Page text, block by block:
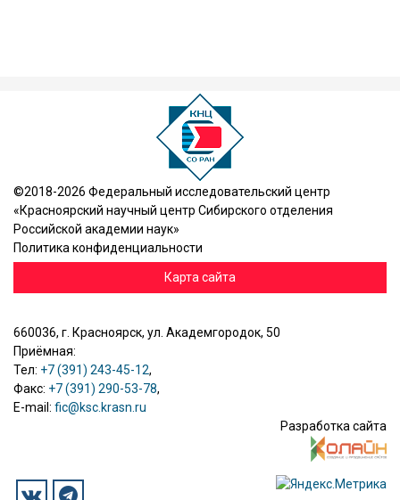
©2018-2026 Федеральный исследовательский центр
«Красноярский научный центр Сибирского отделения
Российской академии наук»
Политика конфиденциальности
Карта сайта
660036, г. Красноярск, ул. Академгородок, 50
Приёмная:
Тел: +7 (391) 243-45-12,
Факс: +7 (391) 290-53-78,
E-mail: fic@ksc.krasn.ru
Разработка сайта